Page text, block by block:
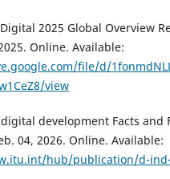
2025 Global Overview
Online. Available:
file/d/
view
development Facts and
04, 2026. Online. Available:
hub/publication/d-